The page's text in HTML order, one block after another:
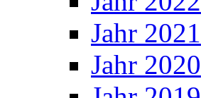
Jahr 2021
Jahr 2020